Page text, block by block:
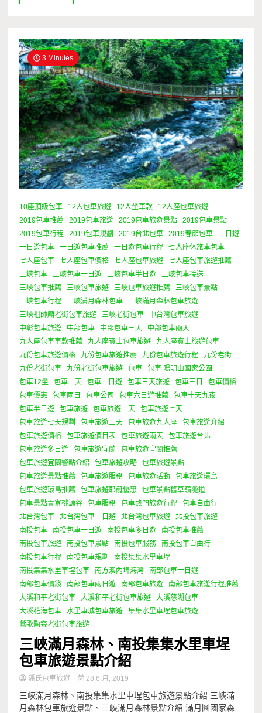
3 Minutes
10座頂級包車 12人包車旅遊 12人坐車款
12人座包車旅遊
2019包車推薦
2019包車旅遊 2019包車旅遊景點
2019包車景點
2019包車行程
2019包車規劃 2019台北包車 2019春節包車
一日遊
一日遊包車
一日遊包車推薦 一日遊包車行程
七人座休旅車包車
七人座包車
七人座包車價格 七人座包車旅遊
七人座包車旅遊推薦
三峽包車
三峽包車一日遊 三峽包車半日遊
三峽包車接送
三峽包車推薦
三峽包車旅遊 三峽包車旅遊推薦
三峽包車景點
三峽包車行程
三峽滿月森林包車
三峽滿月森林包車旅遊
三峽祖師廟老街包車旅遊
三峽老街包車
中台灣包車旅遊
中彰包車旅遊
中部包車 中部包車三天
中部包車兩天
九人座包車車款推薦
九人座賓士包車旅遊
九人座賓士旅遊包車
九份包車旅遊價格
九份包車旅遊推薦 九份包車旅遊行程
九份老街
九份老街包車
九份老街包車旅遊 包車
包車 陽明山國家公園
包車12坐
包車一天 包車一日遊 包車三天旅遊 包車三日
包車價格
包車優惠
包車兩日 包車公司 包車六日遊推薦
包車十天九夜
包車半日遊
包車旅遊 包車旅遊一天
包車旅遊七天
包車旅遊七天規劃
包車旅遊三天 包車旅遊九人座
包車旅遊介紹
包車旅遊價格
包車旅遊價目表 包車旅遊兩天
包車旅遊台北
包車旅遊多日遊
包車旅遊宜蘭
包車旅遊宜蘭推薦
包車旅遊宜蘭警點介紹
包車旅遊攻略
包車旅遊景點
包車旅遊景點推薦
包車旅遊服務 包車旅遊活動
包車旅遊環島
包車旅遊環島推薦
包車旅遊耶誕優惠
包車景點舊草嶺隧道
包車景點貢寮桃源谷
包車服務 包車熱門旅遊行程
包車自由行
北台灣包車
北台灣包車一日遊 北台灣包車旅遊
北投包車旅遊
南投包車
南投包車一日遊 南投包車多日遊
南投包車推薦
南投包車旅遊
南投包車景點 南投包車服務
南投包車自由行
南投包車行程
南投包車規劃
南投集集水里車埕
南投集集水里車埕包車
南方澳內埤海灣
南部包車一日遊
南部包車價錢
南部包車兩日遊 南部包車旅遊
南部包車旅遊行程推薦
大溪和平老街包車
大溪和平老街包車旅遊
大溪慈湖包車
大溪花海包車
水里車城包車旅遊
集集水里車埕包車旅遊
鶯歌陶瓷老街包車旅遊
三峽滿月森林、南投集集水里車埕
包車旅遊景點介紹
潘氏包車旅遊 28 6 月, 2019
三峽滿月森林、南投集集水里車埕包車旅遊景點介紹 三峽滿
月森林包車旅遊景點、三峽滿月森林景點介紹 滿月圓國家森